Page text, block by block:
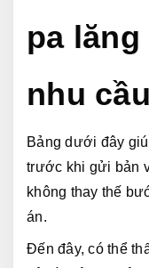
pa
nhu cầu
Bảng dưới đây
trước khi gửi bản
không thay thế
án.
Đến đây, có thể